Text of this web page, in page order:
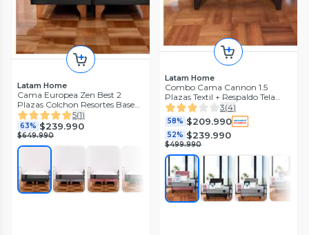
Latam Home
Cama Europea Zen Best 2
Plazas Colchon Resortes Base
Dividida Tela 5(1)
63% $239.990
$649.990
Latam Home
Combo Cama Cannon 1.5
Plazas Textil + Respaldo Tela
Velvet
3(4)
58% $209.990
52% $239.990
$499.990